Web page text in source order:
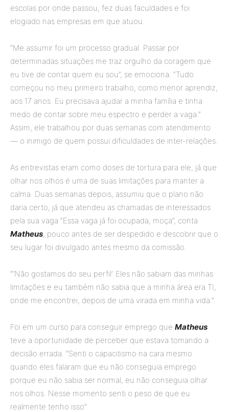
escolas por onde passou, fez duas faculdades e foi
elogiado nas empresas em que atuou.
“Me assumir foi um processo gradual. Passar por
determinadas situações me traz orgulho da coragem que
eu tive de contar quem eu sou”, se emociona. “Tudo
começou no meu primeiro trabalho, como menor aprendiz,
aos 17 anos. Eu precisava ajudar a minha família e tinha
medo de contar sobre meu espectro e perder a vaga.”
Assim, ele trabalhou por duas semanas com atendimento
— o inimigo de quem possui dificuldades de inter-relações.
As entrevistas eram como doses de tortura para ele, já que
olhar nos olhos é uma de suas limitações para manter a
calma. Duas semanas depois, assumiu que o plano não
daria certo, já que atendeu as chamadas de interessados
pela sua vaga “Essa vaga já foi ocupada, moça”, conta
Matheus, pouco antes de ser despedido e descobrir que o
seu lugar foi divulgado antes mesmo da comissão.
“‘Não gostamos do seu perfil’. Eles não sabiam das minhas
limitações e eu também não sabia que a minha área era TI,
onde me encontrei, depois de uma virada em minha vida.”
Foi em um curso para conseguir emprego que Matheus
teve a oportunidade de perceber que estava tomando a
decisão errada. “Senti o capacitismo na cara mesmo
quando eles falaram que eu não conseguia emprego
porque eu não sabia ser normal, eu não conseguia olhar
nos olhos. Nesse momento senti o peso de que eu
realmente tenho isso”.